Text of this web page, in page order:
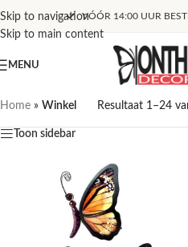
Skip to navigation
Skip to main content
VÓÓR 14:00 UUR
MENU
Home » Winkel Resultaat 1–24
Toon sidebar